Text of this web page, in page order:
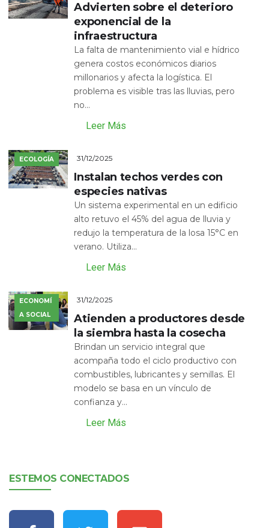
Advierten sobre el deterioro
exponencial de la
infraestructura
La falta de mantenimiento vial e hídrico
genera costos económicos diarios
millonarios y afecta la logística. El
problema es visible tras las lluvias, pero
no...
Leer Más
ECOLOGÍA 31/12/2025
Instalan techos verdes con
especies nativas
Un sistema experimental en un edificio
alto retuvo el 45% del agua de lluvia y
redujo la temperatura de la losa 15°C en
verano. Utiliza...
Leer Más
ECONOMÍ
A SOCIAL
31/12/2025
Atienden a productores desde
la siembra hasta la cosecha
Brindan un servicio integral que
acompaña todo el ciclo productivo con
combustibles, lubricantes y semillas. El
modelo se basa en un vínculo de
confianza y...
Leer Más
ESTEMOS CONECTADOS